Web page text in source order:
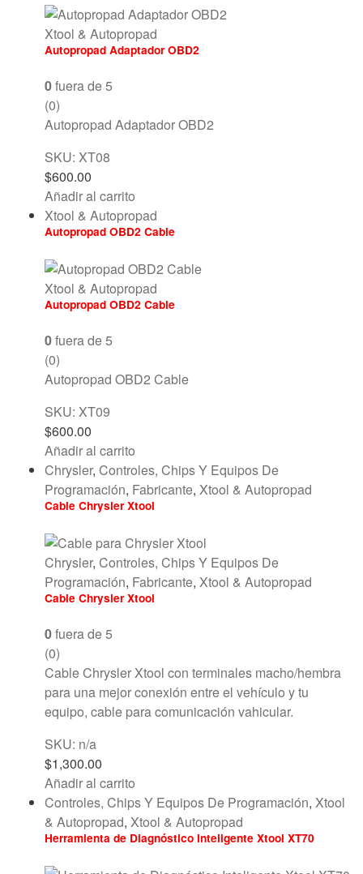
Xtool & Autopropad
Autopropad Adaptador OBD2
0fuera de 5
(0)
Autopropad Adaptador OBD2
SKU: XT08
$600.00
Añadir al carrito
Xtool & Autopropad
Autopropad OBD2 Cable
Xtool & Autopropad
Autopropad OBD2 Cable
0fuera de 5
(0)
Autopropad OBD2 Cable
SKU: XT09
$600.00
Añadir al carrito
Chrysler, Controles, Chips Y Equipos De
Programación, Fabricante, Xtool & Autopropad
Cable Chrysler Xtool
Chrysler, Controles, Chips Y Equipos De
Programación, Fabricante, Xtool & Autopropad
Cable Chrysler Xtool
0fuera de 5
(0)
Cable Chrysler Xtool con terminales macho/hembra
para una mejor conexión entre el vehículo y tu
equipo, cable para comunicación vahicular.
SKU: n/a
$1,300.00
Añadir al carrito
Controles, Chips Y Equipos De Programación, Xtool
& Autopropad, Xtool & Autopropad
Herramienta de Diagnóstico Inteligente Xtool XT70